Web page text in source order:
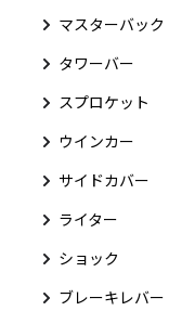
マスターバック
タワーバー
スプロケット
ウインカー
サイドカバー
ライター
ショック
ブレーキレバー